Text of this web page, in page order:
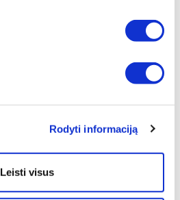
Rodyti informaciją
Leisti visus
ATSUKTUVAS SU ŠEŠIABRIAUNE
GELEŽTE IR VIETA RAKTU UŽDĖTI,